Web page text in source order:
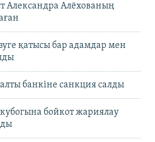
Александра Алёхованың
қатысы бар адамдар мен
банкіне санкция салды
бойкот жариялау